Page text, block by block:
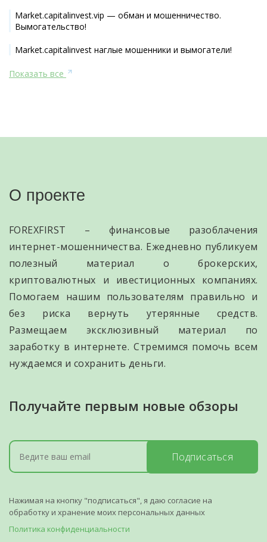
Market.capitalinvest.vip — обман и мошенничество.
Вымогательство!
Market.capitalinvest наглые мошенники и вымогатели!
Показать все
О проекте
FOREXFIRST – финансовые разоблачения
интернет-мошенничества. Ежедневно публикуем
полезный материал о брокерских,
криптовалютных и ивестиционных компаниях.
Помогаем нашим пользователям правильно и
без риска вернуть утерянные средств.
Размещаем эксклюзивный материал по
заработку в интернете. Стремимся помочь всем
нуждаемся и сохранить деньги.
Получайте первым новые обзоры
Подписаться
Нажимая на кнопку "подписаться", я даю согласие на
обработку и хранение моих персональных данных
Политика конфиденциальности